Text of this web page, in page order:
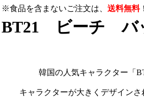
※食品を含まないご注文は、 送料無料！
BT21 ビーチ バ
韓国の人気キャラクター「
キャラクターが大きくデザイン